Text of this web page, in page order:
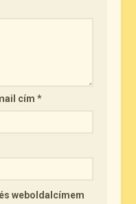
cím*
weboldalcímem